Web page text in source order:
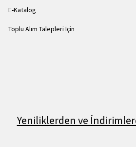
E-Katalog
Toplu Alım Talepleri İçin
Yeniliklerden ve